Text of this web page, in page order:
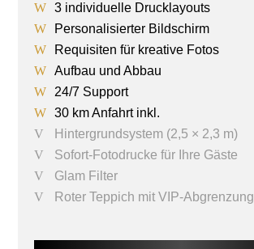
3 individuelle Drucklayouts
Personalisierter Bildschirm
Requisiten für kreative Fotos
Aufbau und Abbau
24/7 Support
30 km Anfahrt inkl.
Hintergrundsystem (2,5 × 2,3 m)
Sofort-Fotodrucke für Ihre Gäste
Glam Filter
Roter Teppich mit VIP-Abgrenzung